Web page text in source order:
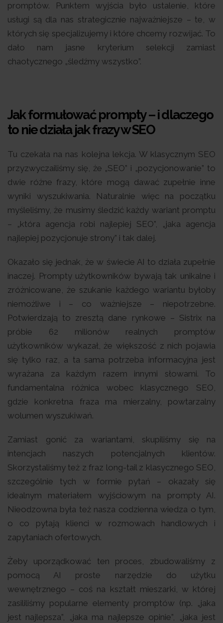
promptów. Punktem wyjścia było ustalenie, które
usługi są dla nas strategicznie najważniejsze – te, w
których się specjalizujemy i które chcemy rozwijać. To
dało nam jasne kryterium selekcji zamiast
chaotycznego „śledźmy wszystko”.
Jak formułować prompty – i dlaczego
to nie działa jak frazy w SEO
Tu czekała na nas kolejna lekcja. W klasycznym SEO
przyzwyczailiśmy się, że „SEO” i „pozycjonowanie” to
dwie różne frazy, które mogą dawać zupełnie inne
wyniki wyszukiwania. Naturalnie więc na początku
myśleliśmy, że musimy śledzić każdy wariant promptu
– „która agencja robi najlepiej SEO”, „jaka agencja
najlepiej pozycjonuje strony” i tak dalej.
Okazało się jednak, że w świecie AI to działa zupełnie
inaczej. Prompty użytkowników bywają tak unikalne i
zróżnicowane, że szukanie każdego wariantu byłoby
niemożliwe i – co ważniejsze – niepotrzebne.
Potwierdzają to zresztą dane rynkowe – Sistrix na
próbie 62 milionów realnych promptów
użytkowników wykazał, że większość z nich pojawia
się tylko raz, a ta sama potrzeba informacyjna jest
wyrażana za każdym razem innymi słowami. To
fundamentalna różnica wobec klasycznego SEO,
gdzie konkretna fraza ma mierzalny, powtarzalny
wolumen wyszukiwań.
Zamiast gonić za wariantami, skupiliśmy się na
intencjach naszych potencjalnych klientów.
Skorzystaliśmy też z fraz long-tail z klasycznego SEO,
szczególnie tych w formie pytań – okazały się
idealnym materiałem wyjściowym na prompty AI.
Nieodzowna była też nasza codzienna wiedza o tym,
o co pytają klienci w rozmowach handlowych i
zapytaniach ofertowych.
Żeby uporządkować ten proces, zbudowaliśmy z
pomocą AI proste narzędzie do użytku
wewnętrznego – coś na kształt mieszarki, w której
zasililiśmy popularne elementy promptów (np. „jaka
jest najlepsza”, „jaka ma najlepsze opinie”, „jaka jest